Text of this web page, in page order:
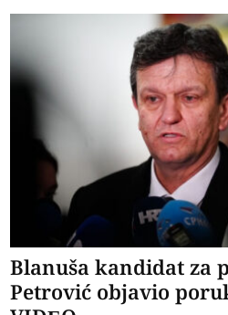
Blanuša kandidat za
Petrović objavio